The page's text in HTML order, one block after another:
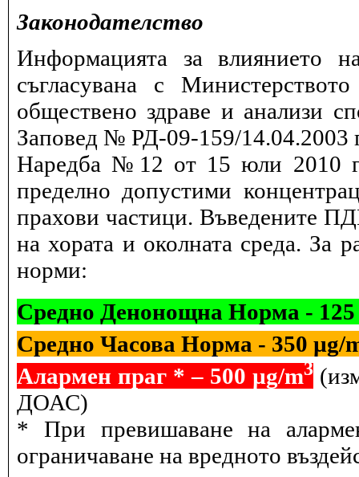
Законодателство
Информацията за влиянието
съгласувана с
обществено здраве и анализи
Заповед № РД-09-159/14.04.2003
Наредба №12 от 15 юли 2010
пределно допустими
прахови частици. Въведените
на хората и околната среда. За
норми:
Средно Денонощна Норма - 125
Средно Часова Норма - 350 µg/
Алармен праг * – 500 µg/m3
ДОАС)
* При превишаване на
ограничаване на вредното